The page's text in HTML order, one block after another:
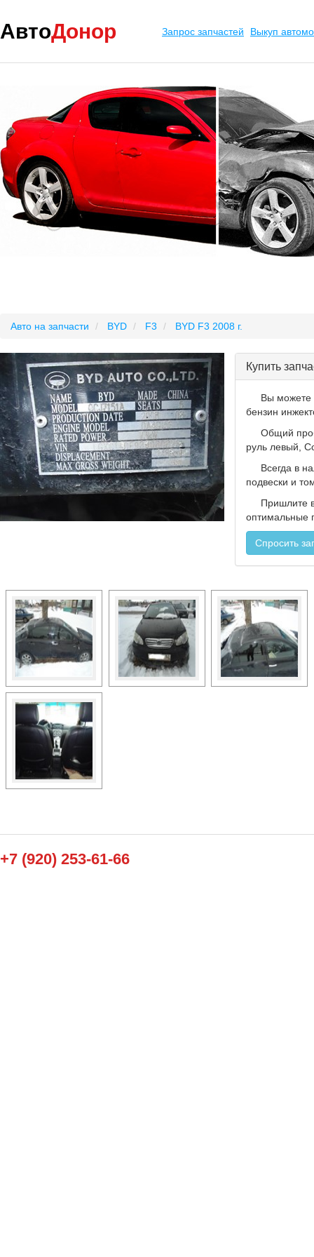
Запрос запчастей Выкуп
АвтоДонор
Авто на запчасти BYD F3 BYD F3 2008 г.
Купить
Вы можете
бензин
Общий
руль левый,
Всегда в
подвески и
Пришлите
оптимальные
Спросить
+7 (920) 253-61-66